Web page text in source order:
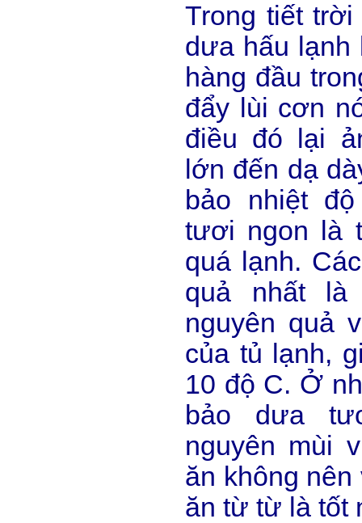
Trong tiết
dưa hấu
hàng đầu
đẩy lùi cơn
điều đó lại
lớn đến dạ
bảo nhiệt
tươi ngon là
quá lạnh.
quả nhất
nguyên quả
của tủ lạnh,
10 độ C. Ở
bảo dưa
nguyên mùi
ăn không
ăn từ từ là tốt